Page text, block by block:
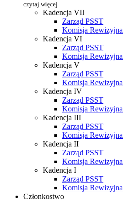
czytaj więcej
Kadencja VII
Zarząd PSST
Komisja Rewizyjna
Kadencja VI
Zarząd PSST
Komisja Rewizyjna
Kadencja V
Zarząd PSST
Komisja Rewizyjna
Kadencja IV
Zarząd PSST
Komisja Rewizyjna
Kadencja III
Zarząd PSST
Komisja Rewizyjna
Kadencja II
Zarząd PSST
Komisja Rewizyjna
Kadencja I
Zarząd PSST
Komisja Rewizyjna
Członkostwo